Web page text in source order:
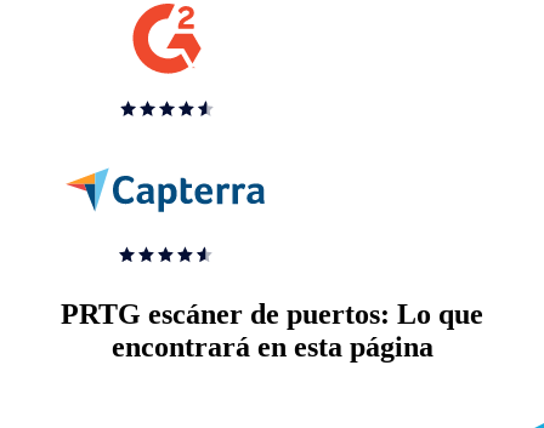
PRTG escáner de puertos: Lo que
encontrará en esta página